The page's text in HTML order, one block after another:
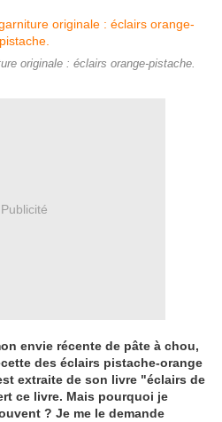
originale : éclairs orange-pistache.
Publicité
envie récente de pâte à chou,
des éclairs pistache-orange
extraite de son livre "éclairs de
ce livre. Mais pourquoi je
? Je me le demande